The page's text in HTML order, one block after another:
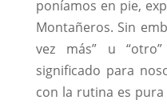
poníamos en pie,
Montañeros. Sin
vez más” u
significado para
con la rutina es